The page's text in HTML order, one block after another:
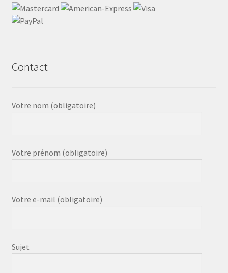
Contact
Votre nom (obligatoire)
Votre prénom (obligatoire)
Votre e-mail (obligatoire)
Sujet